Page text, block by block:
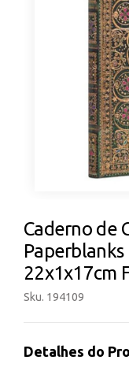
Caderno de
22x1x17cm
Sku. 194109
Detalhes do